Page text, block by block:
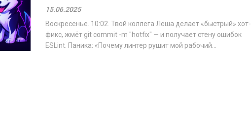
15.06.2025
Воскресенье. 10:02. Твой коллега Лёша делает «быстрый» хот-
фикс, жмёт git commit -m "hotfix" — и получает стену ошибок
ESLint. Паника: «Почему линтер рушит мой рабочий...